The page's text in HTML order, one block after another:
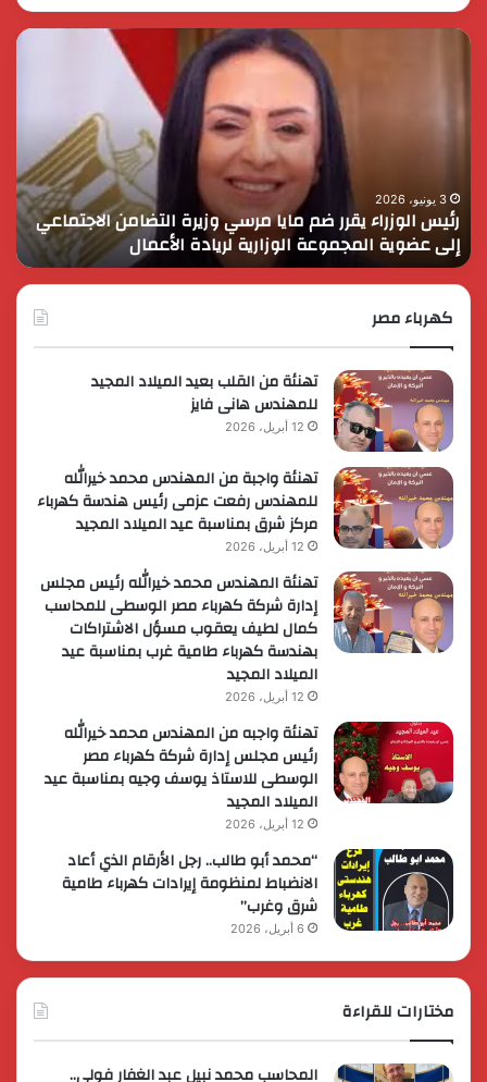
رئيس
التضامن
الاجتماعي
إلى
عضوية
المجموعة
الوزارية
3 يونيو، 2026
رئيس الوزراء يقرر ضم مايا مرسي وزيرة التضامن الاجتماعي
إلى عضوية المجموعة الوزارية لريادة الأعمال
في
كهرباء مصر
تهنئة من القلب بعيد الميلاد المجيد
للمهندس هانى فايز
12 أبريل، 2026
تهنئة واجبة من المهندس محمد خيرالله
للمهندس رفعت عزمى رئيس هندسة كهرباء
مركز شرق بمناسبة عيد الميلاد المجيد
12 أبريل، 2026
تهنئة المهندس محمد خيرالله رئيس مجلس
إدارة شركة كهرباء مصر الوسطى للمحاسب
كمال لطيف يعقوب مسؤل الاشتراكات
بهندسة كهرباء طامية غرب بمناسبة عيد
الميلاد المجيد
12 أبريل، 2026
تهنئة واجبه من المهندس محمد خيرالله
رئيس مجلس إدارة شركة كهرباء مصر
الوسطى للاستاذ يوسف وجيه بمناسبة عيد
الميلاد المجيد
12 أبريل، 2026
“محمد أبو طالب.. رجل الأرقام الذي أعاد
الانضباط لمنظومة إيرادات كهرباء طامية
شرق وغرب”
6 أبريل، 2026
مختارات للقراءة
المحاسب محمد نبيل عبد الغفار فولي..